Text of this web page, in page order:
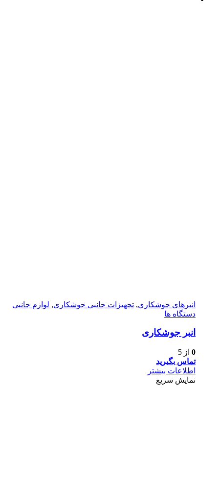
انبرهای جوشکاری, تجهیزات جانبی جوشکاری, لوازم جانبی
دستگاه ها
انبر جوشکاری
0 از 5
تماس بگیرید
اطلاعات بیشتر
نمایش سریع